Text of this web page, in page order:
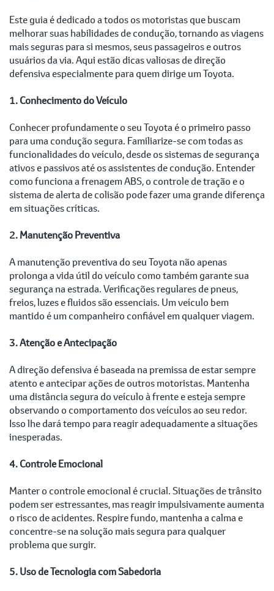
Este guia é dedicado a todos os motoristas que buscam
melhorar suas habilidades de condução, tornando as viagens
mais seguras para si mesmos, seus passageiros e outros
usuários da via. Aqui estão dicas valiosas de direção
defensiva especialmente para quem dirige um Toyota.
1. Conhecimento do Veículo
Conhecer profundamente o seu Toyota é o primeiro passo
para uma condução segura. Familiarize-se com todas as
funcionalidades do veículo, desde os sistemas de segurança
ativos e passivos até os assistentes de condução. Entender
como funciona a frenagem ABS, o controle de tração e o
sistema de alerta de colisão pode fazer uma grande diferença
em situações críticas.
2. Manutenção Preventiva
A manutenção preventiva do seu Toyota não apenas
prolonga a vida útil do veículo como também garante sua
segurança na estrada. Verificações regulares de pneus,
freios, luzes e fluidos são essenciais. Um veículo bem
mantido é um companheiro confiável em qualquer viagem.
3. Atenção e Antecipação
A direção defensiva é baseada na premissa de estar sempre
atento e antecipar ações de outros motoristas. Mantenha
uma distância segura do veículo à frente e esteja sempre
observando o comportamento dos veículos ao seu redor.
Isso lhe dará tempo para reagir adequadamente a situações
inesperadas.
4. Controle Emocional
Manter o controle emocional é crucial. Situações de trânsito
podem ser estressantes, mas reagir impulsivamente aumenta
o risco de acidentes. Respire fundo, mantenha a calma e
concentre-se na solução mais segura para qualquer
problema que surgir.
5. Uso de Tecnologia com Sabedoria